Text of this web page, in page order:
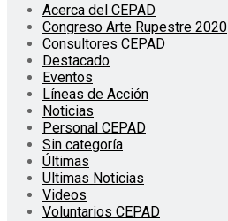
Acerca del CEPAD
Congreso Arte Rupestre 2020
Consultores CEPAD
Destacado
Eventos
Líneas de Acción
Noticias
Personal CEPAD
Sin categoría
Últimas
Ultimas Noticias
Videos
Voluntarios CEPAD